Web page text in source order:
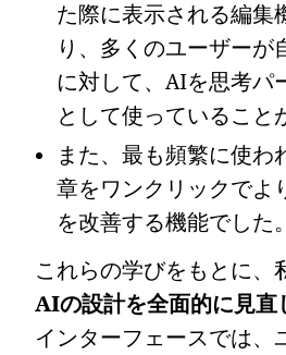
た際に表示される編集
り、多くのユーザーが
に対して、AIを思考パ
として使っていること
また、最も頻繁に使わ
章をワンクリックでよ
を改善する機能でした。
これらの学びをもとに、
AIの設計を全面的に見直
インターフェースでは、